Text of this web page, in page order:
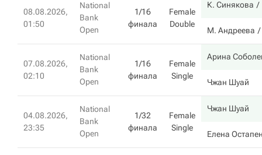
08.08.2026,
01:50
National
Bank
Open
1/16
финала
Female
Double
К. Синякова
М. Андреева
07.08.2026,
02:10
National
Bank
Open
1/16
финала
Female
Single
Арина
Чжан Шуай
04.08.2026,
23:35
National
Bank
Open
1/32
финала
Female
Single
Чжан Шуай
Елена